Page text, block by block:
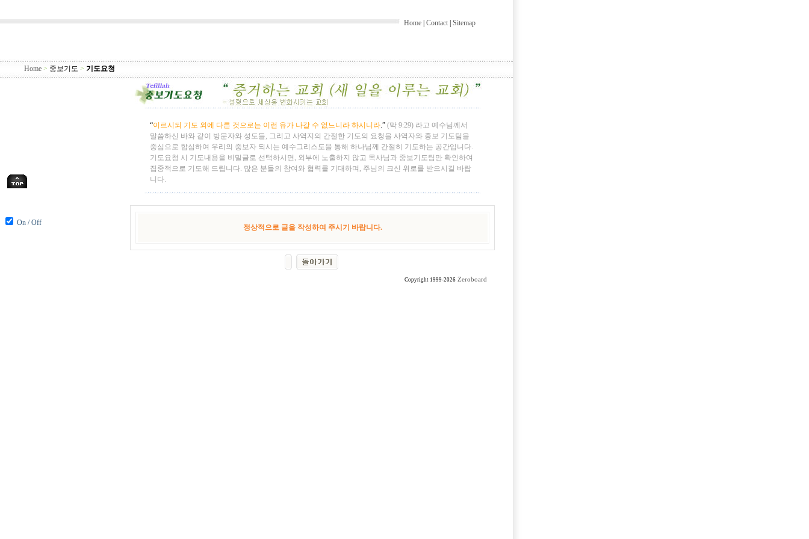
On / Off
Home Contact Sitemap
Home > 중보기도 > 기도요청
“이르시되 기도 외에 다른 것으로는 이런 유가 나갈 수 없느니라 하시니라.” (막 9:29) 라고 예수님께서
말씀하신 바와 같이 방문자와 성도들, 그리고 사역지의 간절한 기도의 요청을 사역자와 중보 기도팀을
중심으로 합심하여 우리의 중보자 되시는 예수그리스도을 통해 하나님께 간절히 기도하는 공간입니다.
기도요청 시 기도내용을 비밀글로 선택하시면, 외부에 노출하지 않고 목사님과 중보기도팀만 확인하여
집중적으로 기도해 드립니다. 많은 분들의 참여와 협력를 기대하며, 주님의 크신 위로를 받으시길 바랍
니다.
정상적으로 글을 작성하여 주시기 바랍니다.
Copyright 1999-2026 Zeroboard